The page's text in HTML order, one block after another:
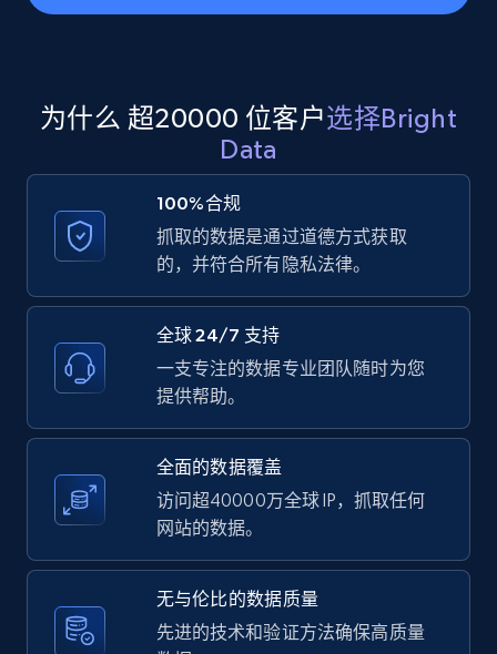
Reviews count shop, Reviews count item, Initial
price, and more.
Etsy - Collect data on products using
URL, Product id, Listing inventory id, Title, Rating,
Reviews count shop, Reviews count item, Initial
price, and more.
323+
Etsy - Collects data from shop's URL
URL, Product id, Listing inventory id, Title, Rating,
Reviews count shop, Reviews count item, Initial
为什么 超20000 位客户选择Bright
Data
100%合规
抓取的数据是通过道德方式获取
的，并符合所有隐私法律。
全球 24/7 支持
一支专注的数据专业团队随时为您
提供帮助。
全面的数据覆盖
访问超40000万全球 IP，抓取任何
网站的数据。
无与伦比的数据质量
先进的技术和验证方法确保高质量